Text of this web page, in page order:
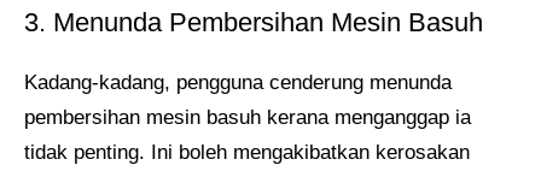
3. Menunda Pembersihan Mesin Basuh
Kadang-kadang, pengguna cenderung menunda
pembersihan mesin basuh kerana menganggap ia
tidak penting. Ini boleh mengakibatkan kerosakan